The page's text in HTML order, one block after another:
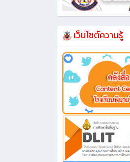
เว็บไซต์ความรู้